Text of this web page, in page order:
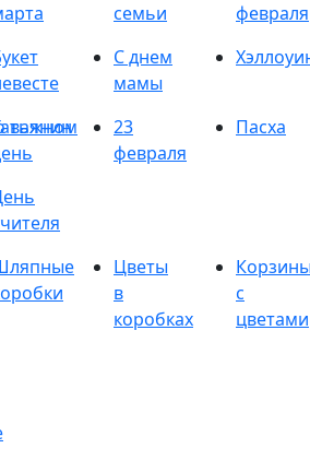
семьи
февраля
С днем
мамы
важном
23
февраля
Пасха
Цветы
в
коробках
с
цветами